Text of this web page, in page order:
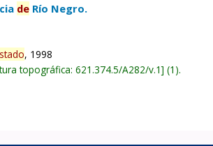
de Río Negro.
, 1998
topográfica:621.374.5/A282/v.1 (1).